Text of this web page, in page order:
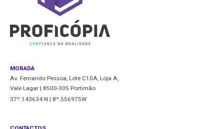
MORADA
Av. Fernando Pessoa, Lote C10A, Loja A,
Vale Lagar | 8500-305 Portimão
37º.143634 N | 8º.556975W